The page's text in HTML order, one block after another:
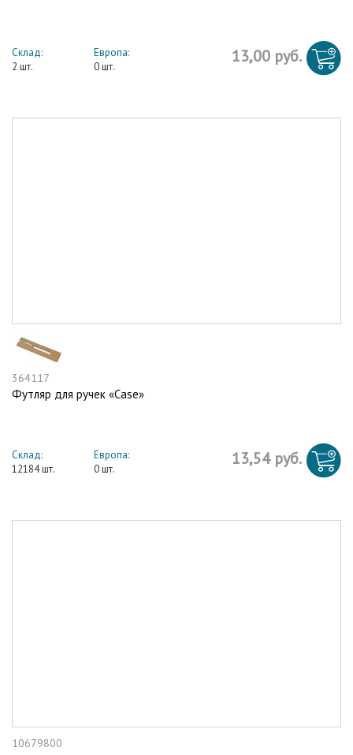
Склад:
2 шт.
Европа:
0 шт.
13,00 руб.
364117
Футляр для ручек «Case»
Склад:
12184 шт.
Европа:
0 шт.
13,54 руб.
10679800